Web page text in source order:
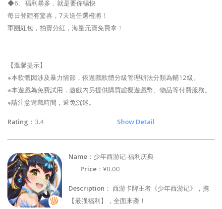
◆6、福利暴多，就是要你暢快
每日登陸有驚喜，7天送任選橙將！
軍團紅包，拍賣分紅，海量元寶免費拿！
【溫馨提示】
※本軟體因涉及暴力情節，依遊戲軟體分級管理辦法分類為輔12級。
※本遊戲為免費試用，遊戲內另提供購買虛擬遊戲幣、物品等付費服務。
※請注意遊戲時間，避免沉迷。
Rating ：3.4 Show Detail
Name ：少年西游记-福利庆典
Price ：¥0.00
Description ： 西游卡牌王者《少年西游记》，携
【最强福利】，全面来袭！